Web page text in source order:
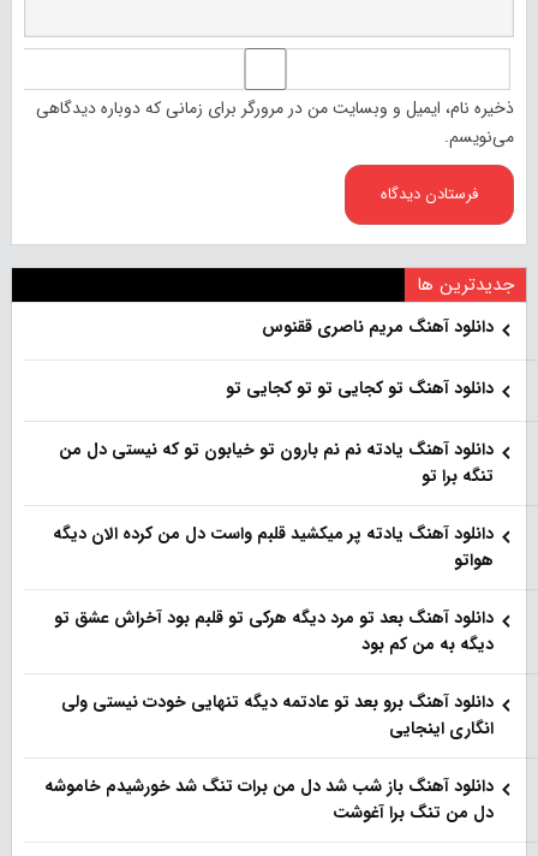
ذخیره نام، ایمیل و وبسایت من در مرورگر برای زمانی که دوباره دیدگاهی
می‌نویسم.
جدیدترین ها
دانلود آهنگ مریم ناصری ققنوس
دانلود آهنگ تو کجایی تو تو کجایی تو
دانلود آهنگ یادته نم نم بارون تو خیابون تو که نیستی دل من
تنگه برا تو
دانلود آهنگ یادته پر میکشید قلبم واست دل من کرده الان دیگه
هواتو
دانلود آهنگ بعد تو مرد دیگه هرکی تو قلبم بود آخراش عشق تو
دیگه به من کم بود
دانلود آهنگ برو بعد تو عادتمه دیگه تنهایی خودت نیستی ولی
انگاری اینجایی
دانلود آهنگ باز شب شد دل من برات تنگ شد خورشیدم خاموشه
دل من تنگ برا آغوشت